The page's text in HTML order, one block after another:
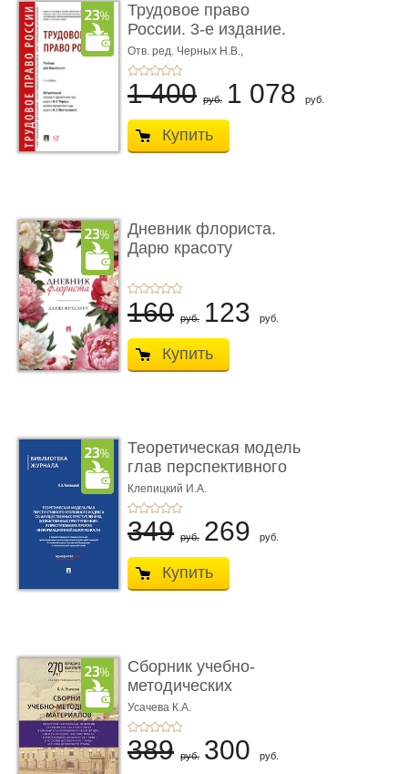
Трудовое право
России. 3-е издание.
Учебник для ...
Отв. ред. Черных Н.В.,
Шестерякова И.В.
1 400 руб. 1 078 руб.
Купить
Дневник флориста.
Дарю красоту
160 руб. 123 руб.
Купить
Теоретическая модель
глав перспективного
УК о ...
Клепицкий И.А.
349 руб. 269 руб.
Купить
Сборник учебно-
методических
материалов по кур ...
Усачева К.А.
389 руб. 300 руб.